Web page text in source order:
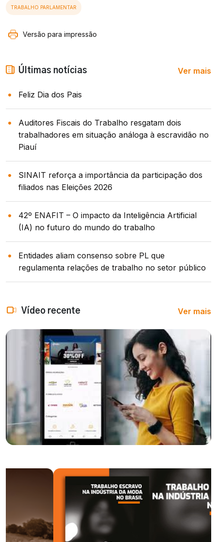
TRABALHO PARLAMENTAR
Versão para impressão
Últimas notícias Ver mais
Feliz Dia dos Pais
Auditores Fiscais do Trabalho resgatam dois
trabalhadores em situação análoga à escravidão no
Piauí
SINAIT reforça a importância da participação dos
filiados nas Eleições 2026
42º ENAFIT – O impacto da Inteligência Artificial
(IA) no futuro do mundo do trabalho
Entidades aliam consenso sobre PL que
regulamenta relações de trabalho no setor público
Vídeo recente Ver mais